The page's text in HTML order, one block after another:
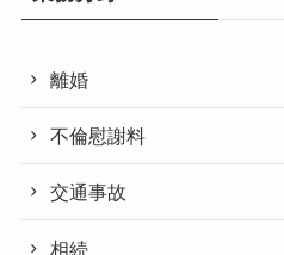
離婚
不倫慰謝料
交通事故
相続